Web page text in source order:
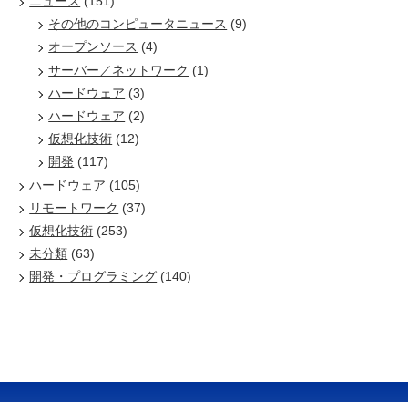
その他のコンピュータニュース (9)
オープンソース (4)
サーバー／ネットワーク (1)
ハードウェア (3)
ハードウェア (2)
仮想化技術 (12)
開発 (117)
ハードウェア (105)
リモートワーク (37)
仮想化技術 (253)
未分類 (63)
開発・プログラミング (140)